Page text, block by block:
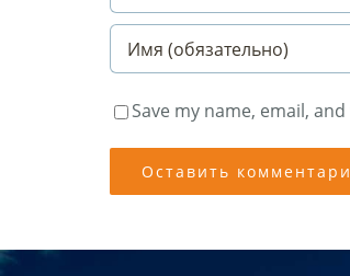
Save my name, email,